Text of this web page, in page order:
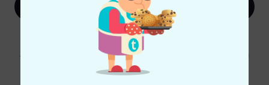
Jetzt anmelden
Mit Klick auf „Jetzt anmelden“ stimmen Sie dem Erhalt von E-Mail-
Werbung und einer Messung des E-Mail-Nutzungsverhaltens zu. Die
Abmeldung ist jederzeit möglich. Weitere Informationen finden Sie in
unseren Datenschutzhinweisen